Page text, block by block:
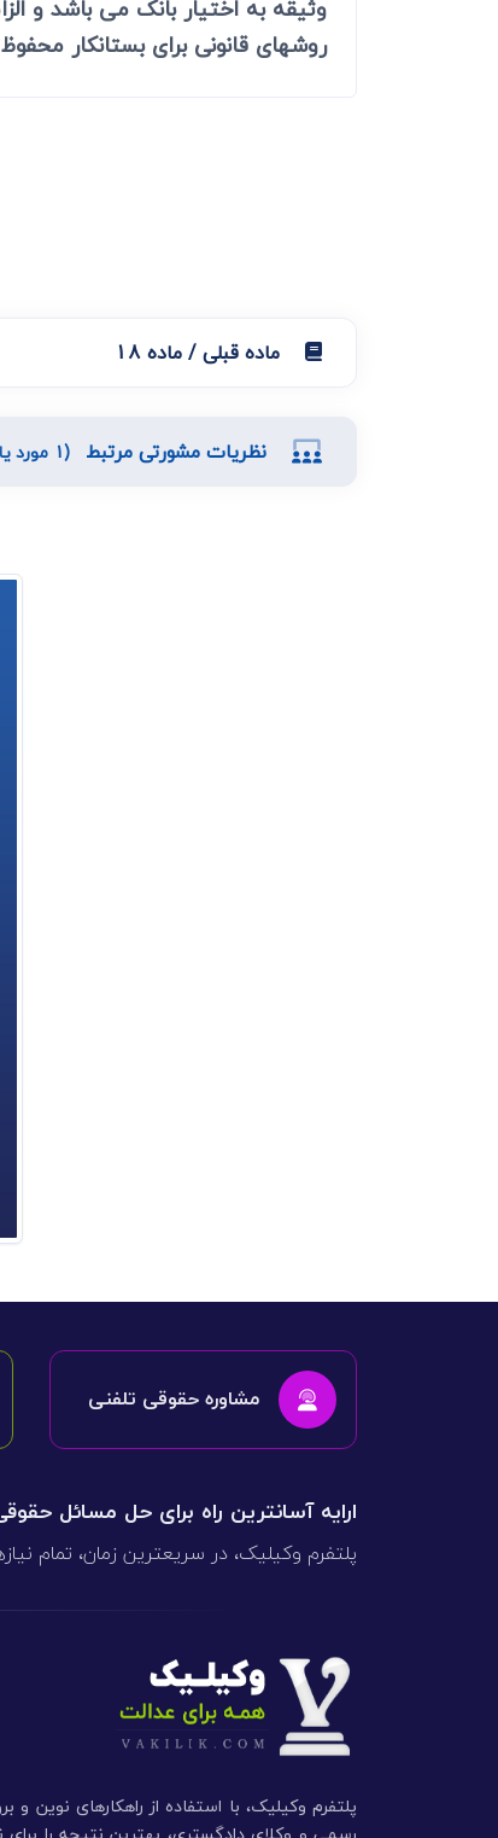
وثیقه به اختیار بانک می باشد و
روشهای قانونی برای بستانکار
ماده قبلی / ماده 18
نظریات مشورتی مرتبط (1 مورد یافت شد)
مشاوره حقوقی تلفنی
ارایه آسانترین راه برای حل مسائل
پلتفرم وکیلیک، در سریعترین زمان، تمام
پلتفرم وکیلیک، با استفاده از راهکارهای نوین و